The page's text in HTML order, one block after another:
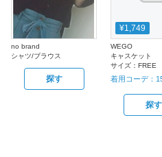
no brand
シャツ/ブラウス
探す
¥1,749
WEGO
キャスケット
サイズ：FREE
着用コーデ：
探す